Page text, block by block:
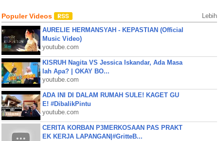
Populer Videos Lebih
AURELIE HERMANSYAH - KEPASTIAN (Official
Music Video)
youtube.com
KISRUH Nagita VS Jessica Iskandar, Ada Masa
lah Apa? | OKAY BO...
youtube.com
ADA INI DI DALAM RUMAH SULE! KAGET GU
E! #DibalikPintu
youtube.com
CERITA KORBAN P3MERKOSAAN PAS PRAKT
EK KERJA LAPANGAN|#GritteB...